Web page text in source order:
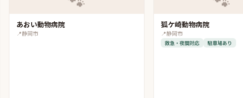
あおい動物病院
📍静岡市
狐ケ崎動物病院
📍静岡市
救急・夜間対応 駐車場あり